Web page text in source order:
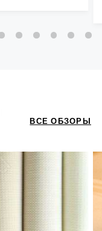
ВСЕ ОБЗОРЫ